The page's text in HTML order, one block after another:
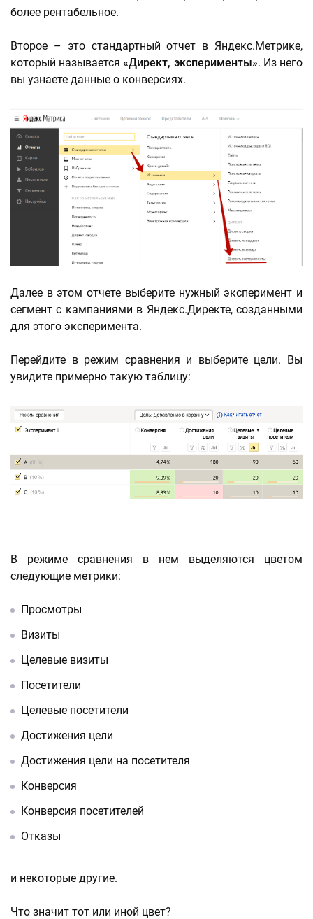
более рентабельное.
Второе – это стандартный отчет в Яндекс.Метрике,
который называется «Директ, эксперименты». Из него
вы узнаете данные о конверсиях.
Далее в этом отчете выберите нужный эксперимент и
сегмент с кампаниями в Яндекс.Директе, созданными
для этого эксперимента.
Перейдите в режим сравнения и выберите цели. Вы
увидите примерно такую таблицу:
В режиме сравнения в нем выделяются цветом
следующие метрики:
Просмотры
Визиты
Целевые визиты
Посетители
Целевые посетители
Достижения цели
Достижения цели на посетителя
Конверсия
Конверсия посетителей
Отказы
и некоторые другие.
Что значит тот или иной цвет?